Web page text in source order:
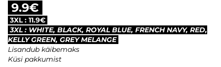
9.9€
3XL : 11.9€
3XL : WHITE, BLACK, ROYAL BLUE, FRENCH NAVY, RED,
KELLY GREEN, GREY MELANGE
Lisandub käibemaks
Küsi pakkumist